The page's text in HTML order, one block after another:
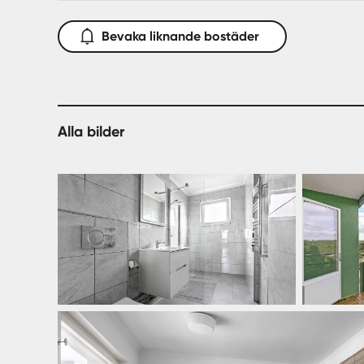
Bevaka liknande bostäder
Alla bilder